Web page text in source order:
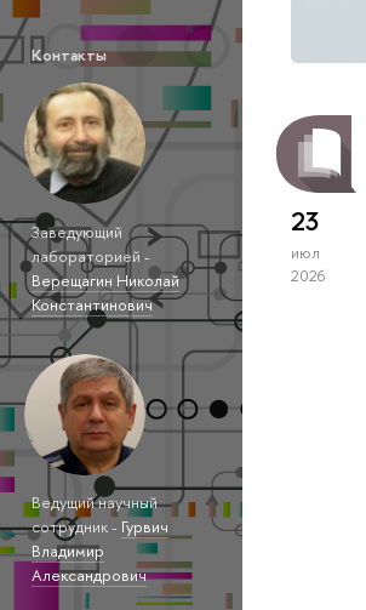
Контакты
Заведующий
лабораторией -
Верещагин Николай
Константинович
Ведущий научный
сотрудник - Гурвич
Владимир
Александрович
23
июл
2026